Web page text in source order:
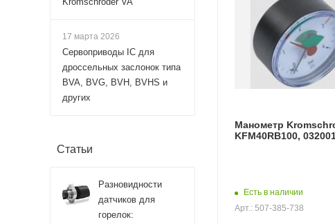
Манометр
KFM40RB100,
Есть в наличии
Арт.: 507-385-738
17 марта 2026
Сервоприводы IC для
дроссельных заслонок типа
BVA, BVG, BVH, BVHS и
других
Статьи
Разновидности
датчиков для
горелок: